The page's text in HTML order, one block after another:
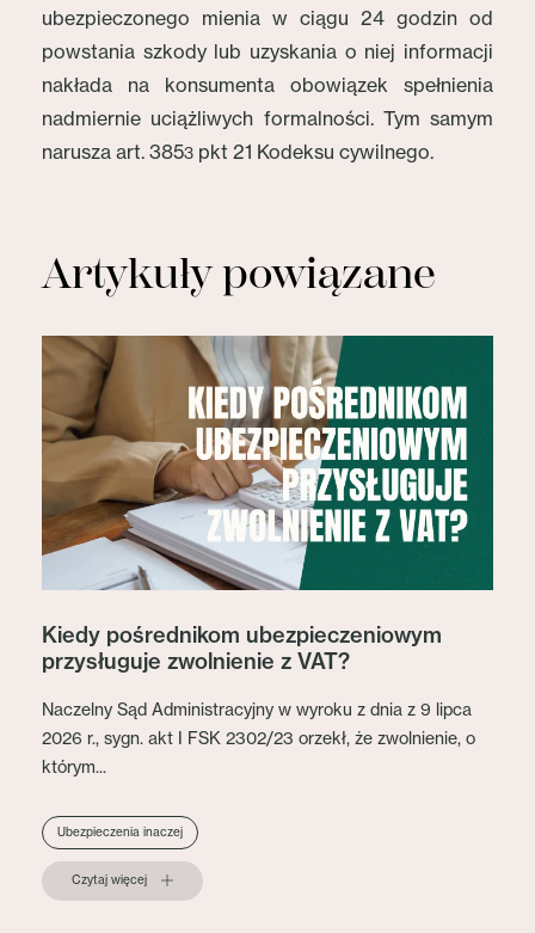
ubezpieczonego mienia w ciągu 24 godzin od
powstania szkody lub uzyskania o niej informacji
nakłada na konsumenta obowiązek spełnienia
nadmiernie uciążliwych formalności. Tym samym
narusza art. 3853 pkt 21 Kodeksu cywilnego.
Artykuły powiązane
Kiedy pośrednikom ubezpieczeniowym
przysługuje zwolnienie z VAT?
Naczelny Sąd Administracyjny w wyroku z dnia z 9 lipca
2026 r., sygn. akt I FSK 2302/23 orzekł, że zwolnienie, o
którym...
Ubezpieczenia inaczej
Czytaj więcej